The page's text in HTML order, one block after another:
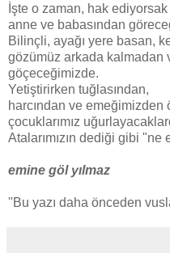
İşte o zaman, hak ediyorsak
anne ve babasından
Bilinçli, ayağı yere basan,
gözümüz arkada kalmadan
göçeceğimizde.
Yetiştirirken tuğlasından,
harcından ve
çocuklarımız
Atalarımızın dediği gibi
emine göl yılmaz
''Bu yazı daha önceden